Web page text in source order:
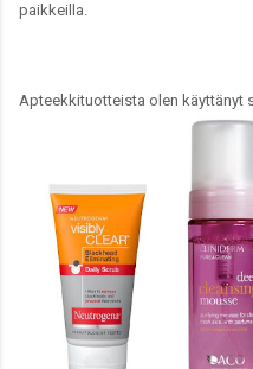
paikkeilla.
Apteekkituotteista olen käyttänyt